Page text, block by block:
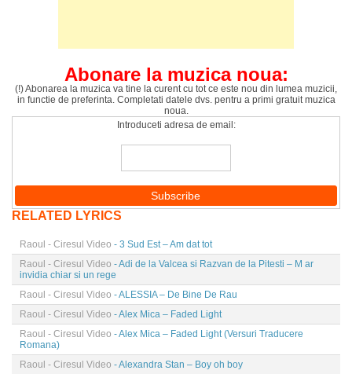
Abonare la muzica noua:
(!) Abonarea la muzica va tine la curent cu tot ce este nou din lumea muzicii,
in functie de preferinta. Completati datele dvs. pentru a primi gratuit muzica
noua.
Introduceti adresa de email:
RELATED LYRICS
Raoul - Ciresul Video - 3 Sud Est – Am dat tot
Raoul - Ciresul Video - Adi de la Valcea si Razvan de la Pitesti – M ar
invidia chiar si un rege
Raoul - Ciresul Video - ALESSIA – De Bine De Rau
Raoul - Ciresul Video - Alex Mica – Faded Light
Raoul - Ciresul Video - Alex Mica – Faded Light (Versuri Traducere
Romana)
Raoul - Ciresul Video - Alexandra Stan – Boy oh boy